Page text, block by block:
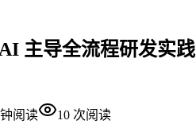
主导全流程研发实践
阅读 10 次阅读